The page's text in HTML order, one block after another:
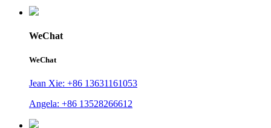
WeChat
WeChat
Jean Xie: +86 13631161053
Angela: +86 13528266612